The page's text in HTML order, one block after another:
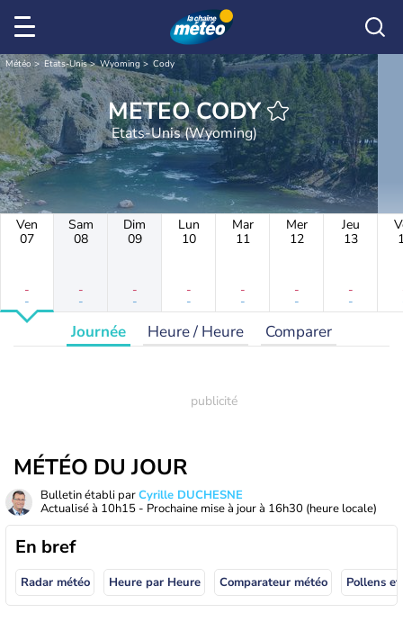
Météo Etats-Unis Wyoming Cody
METEO CODY
Etats-Unis (Wyoming)
Ven
07
-
-
Sam
08
-
-
Dim
09
-
-
Lun
10
-
-
Mar
11
-
-
Mer
12
-
-
Jeu
13
-
-
Journée Heure / Heure Comparer
MÉTÉO DU JOUR
Bulletin établi parCyrille DUCHESNE
Actualisé à 10h15 - Prochaine mise à jour à 16h30 (heure locale)
En bref
Radar météo Heure par Heure Comparateur météo Pollens